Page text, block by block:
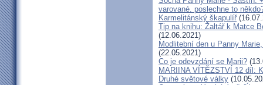
varované. poslechne to
Karmelitánský škapulíř
Tip na knihu: Žaltář k Matce
(12.06.2021)
Modlitební den u Panny
(22.05.2021)
Co je odevzdání se Marii?
MARIINA VÍTĚZSTVÍ 12 díl:
Druhé světové války